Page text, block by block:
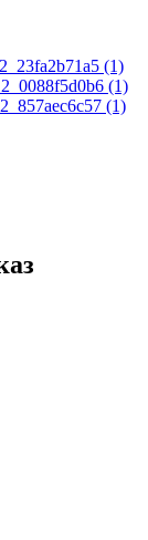
(1)
(1)
(1)